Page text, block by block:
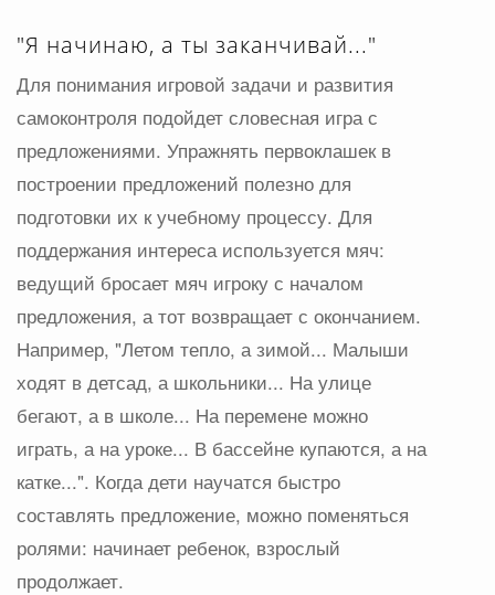
"Я начинаю, а ты заканчивай..."
Для понимания игровой задачи и развития
самоконтроля подойдет словесная игра с
предложениями. Упражнять первоклашек в
построении предложений полезно для
подготовки их к учебному процессу. Для
поддержания интереса используется мяч:
ведущий бросает мяч игроку с началом
предложения, а тот возвращает с окончанием.
Например, "Летом тепло, а зимой... Малыши
ходят в детсад, а школьники... На улице
бегают, а в школе... На перемене можно
играть, а на уроке... В бассейне купаются, а на
катке...". Когда дети научатся быстро
составлять предложение, можно поменяться
ролями: начинает ребенок, взрослый
продолжает.